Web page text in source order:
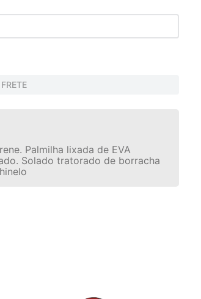
Palmilha lixada de EVA
Solado tratorado de borracha